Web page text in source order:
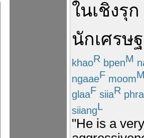
ในเชิงรุก
นักเศรษ
khaoR bpenM
ngaaeF moom
glaaF siiaR
siiangL
"He is a